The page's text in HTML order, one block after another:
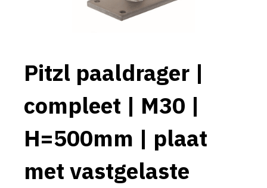
Pitzl paaldrager |
compleet | M30 |
H=500mm | plaat
met vastgelaste